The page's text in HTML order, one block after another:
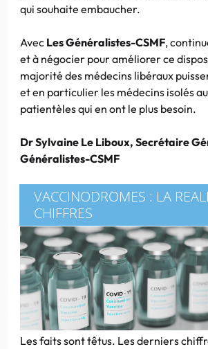
qui souhaite embaucher.
Avec Les Généralistes-CSMF,
et à négocier pour améliorer ce
majorité des médecins libéraux
et en particulier les médecins isolés
patientèles qui en ont le plus besoin.
Dr Sylvaine Le Liboux, Secrétaire
Généralistes-CSMF
VACCINODROMES : LA
CHIFFRES
Les faits sont têtus. Les derniers